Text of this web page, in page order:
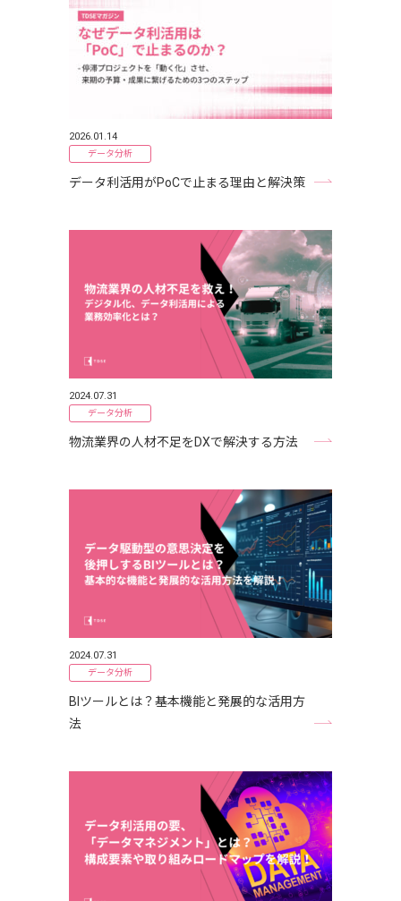
2026.01.14
データ分析
データ利活用がPoCで止まる理由と解決策
2024.07.31
データ分析
物流業界の人材不足をDXで解決する方法
2024.07.31
データ分析
BIツールとは？基本機能と発展的な活用方
法